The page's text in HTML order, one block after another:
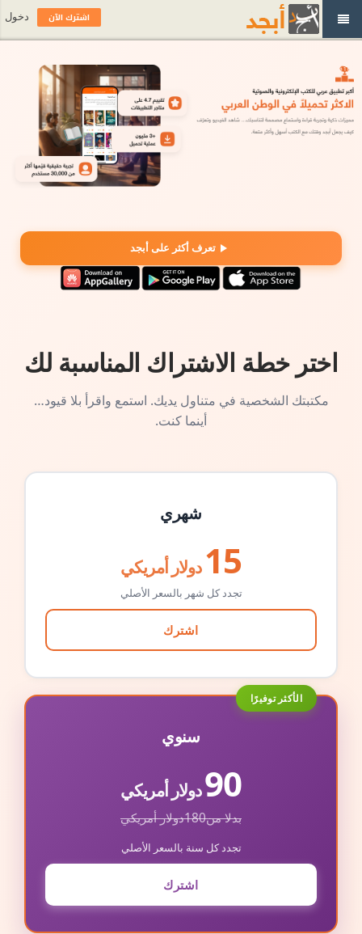
تعرف أكثر على أبجد
اختر خطة الاشتراك المناسبة لك
مكتبتك الشخصية في متناول يديك. استمع واقرأ بلا قيود…
أينما كنت.
شهري
15 دولار أمريكي
تجدد كل شهر بالسعر الأصلي
اشترك
الأكثر توفيرًا
سنوي
90دولار أمريكي
بدلا من180دولار أمريكي
تجدد كل سنة بالسعر الأصلي
اشترك
اشترك الآن دخول